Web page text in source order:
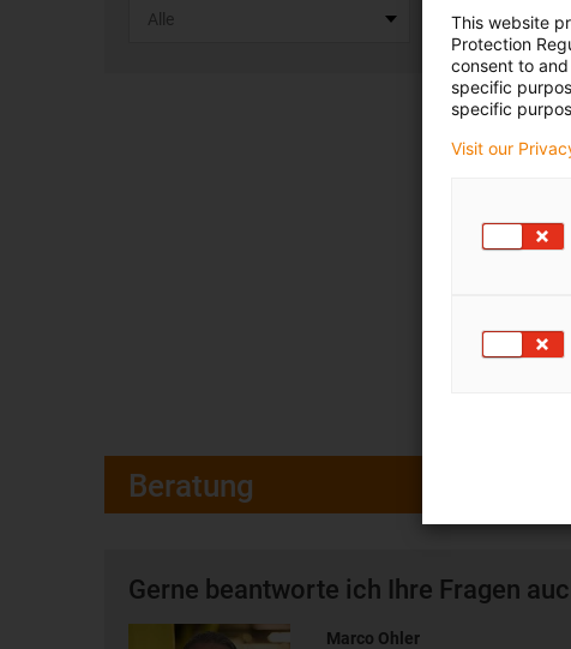
Beratung
Gerne beantworte ich Ihre Fragen
Marco Ohler
This website
Protection
consent to
specific
specific
Visit our